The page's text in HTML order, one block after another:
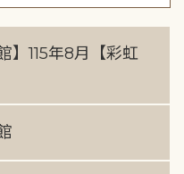
】115年8月【彩虹